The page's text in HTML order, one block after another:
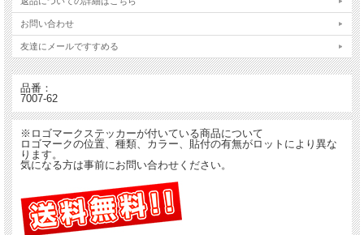
お問い合わせ
友達にメールですすめる
品番：
7007-62
※ロゴマークステッカーが付いている商品について
ロゴマークの位置、種類、カラー、貼付の有無がロットにより異な
ります。
気になる方は事前にお問い合わせください。